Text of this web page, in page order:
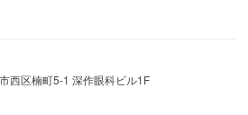
西区楠町5-1 深作眼科ビル1F